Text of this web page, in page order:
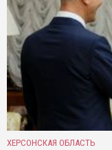
ХЕРСОНСКАЯ ОБЛАСТЬ